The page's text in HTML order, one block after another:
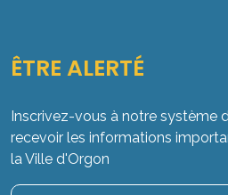
ÊTRE ALERTÉ
Inscrivez-vous à notre système
recevoir les informations
la Ville d'Orgon